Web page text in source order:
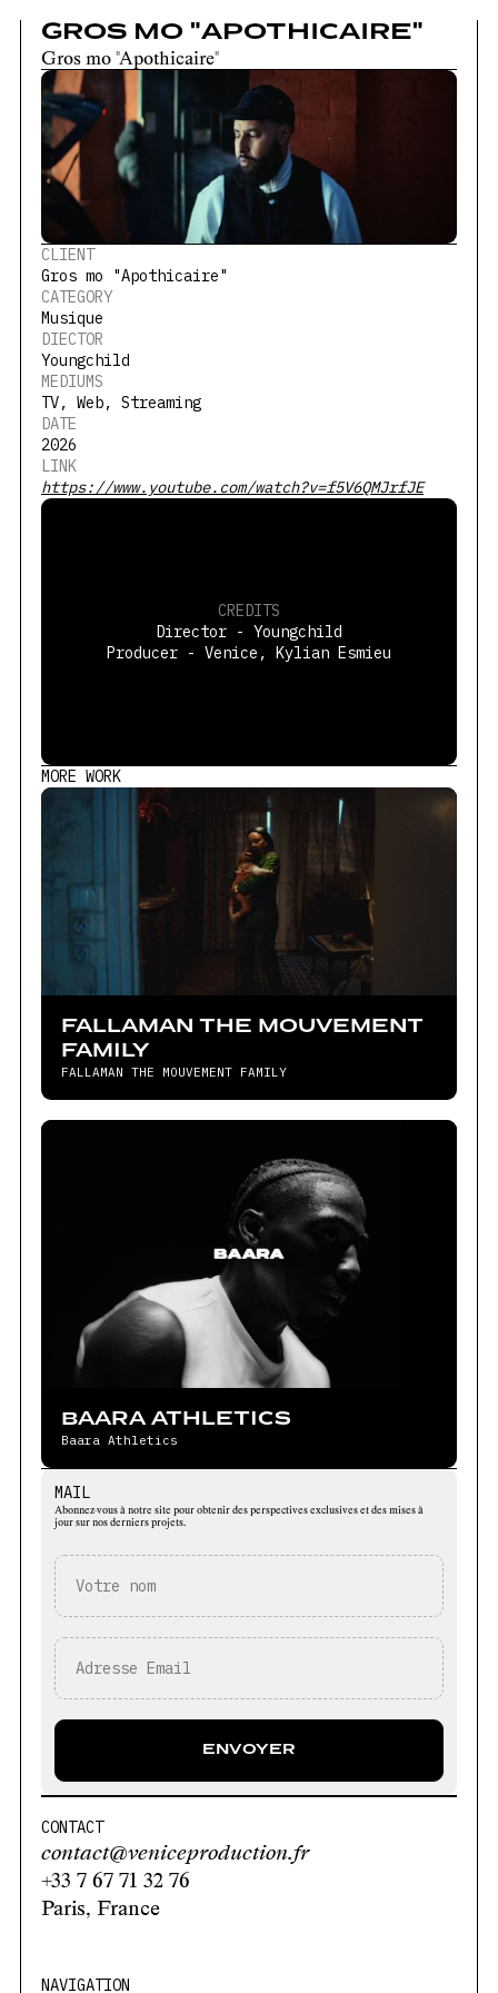
GROS MO "APOTHICAIRE"
Gros mo "Apothicaire"
CLIENT
Gros mo "Apothicaire"
CATEGORY
Musique
DIECTOR
Youngchild
MEDIUMS
TV, Web, Streaming
DATE
2026
LINK
https://www.youtube.com/watch?v=f5V6QMJrfJE
CREDITS
Director - Youngchild
Producer - Venice, Kylian Esmieu
MORE WORK
FALLAMAN THE MOUVEMENT
FAMILY
FALLAMAN THE MOUVEMENT FAMILY
BAARA ATHLETICS
Baara Athletics
MAIL
Abonnez-vous à notre site pour obtenir des perspectives exclusives et des mises à
jour sur nos derniers projets.
CONTACT
contact@veniceproduction.fr
+33 7 67 71 32 76
Paris, France
NAVIGATION